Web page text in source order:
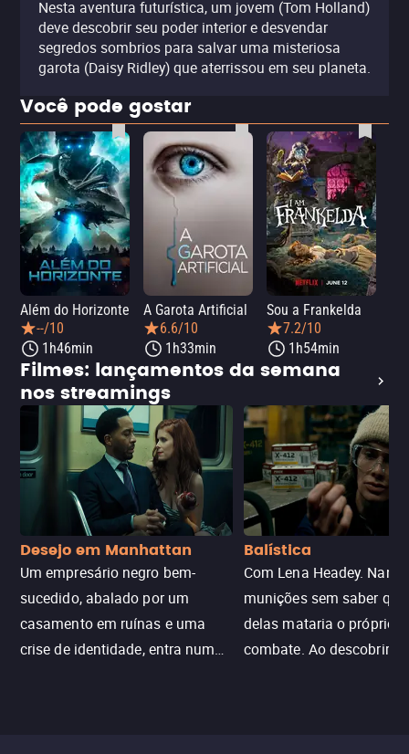
Nesta aventura futurística, um jovem (Tom Holland)
deve descobrir seu poder interior e desvendar
segredos sombrios para salvar uma misteriosa
garota (Daisy Ridley) que aterrissou em seu planeta.
Você pode gostar
Além do Horizonte
--/10
1h46min
A Garota Artificial
6.6/10
1h33min
Sou a Frankelda
7.2/10
1h54min
Filmes: lançamentos da semana
nos streamings
Desejo em Manhattan
Um empresário negro bem-
sucedido, abalado por um
casamento em ruínas e uma
crise de identidade, entra num
Balística
Com Lena Headey.
munições sem saber
delas mataria o próprio
combate. Ao descobrir a